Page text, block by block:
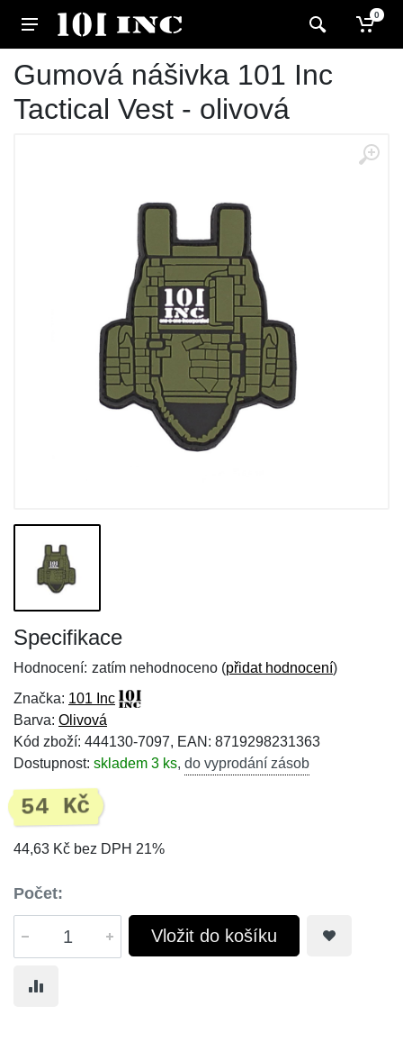
0
Gumová nášivka 101 Inc
Tactical Vest - olivová
Specifikace
Hodnocení: zatím nehodnoceno (přidat hodnocení)
Značka: 101 Inc
Barva: Olivová
Kód zboží: 444130-7097, EAN: 8719298231363
Dostupnost: skladem 3 ks, do vyprodání zásob
54 Kč
44,63 Kč bez DPH 21%
Počet:
Vložit do košíku